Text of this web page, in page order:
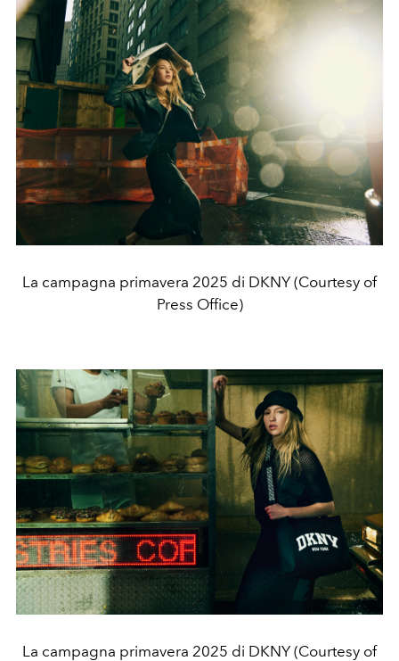
La campagna primavera 2025 di DKNY (Courtesy of
Press Office)
La campagna primavera 2025 di DKNY (Courtesy of